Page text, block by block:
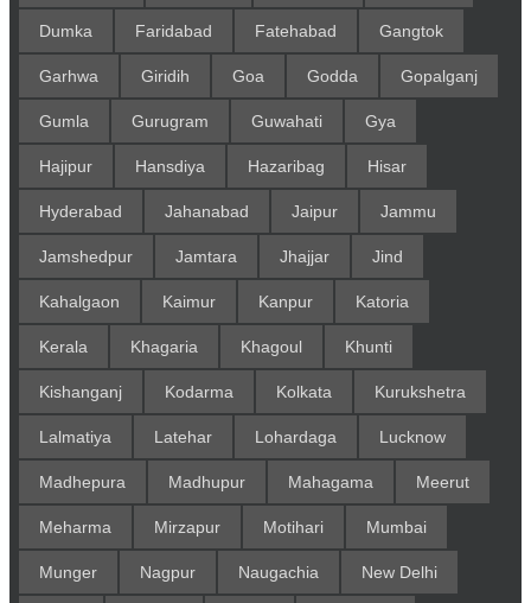
Dumka Faridabad Fatehabad Gangtok
Garhwa Giridih Goa Godda Gopalganj
Gumla Gurugram Guwahati Gya
Hajipur Hansdiya Hazaribag Hisar
Hyderabad Jahanabad Jaipur Jammu
Jamshedpur Jamtara Jhajjar Jind
Kahalgaon Kaimur Kanpur Katoria
Kerala Khagaria Khagoul Khunti
Kishanganj Kodarma Kolkata Kurukshetra
Lalmatiya Latehar Lohardaga Lucknow
Madhepura Madhupur Mahagama Meerut
Meharma Mirzapur Motihari Mumbai
Munger Nagpur Naugachia New Delhi